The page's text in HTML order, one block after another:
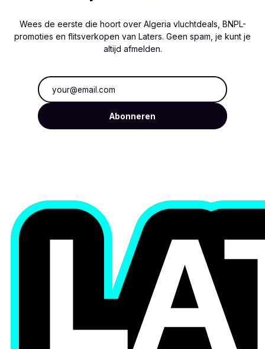
Wees de eerste die hoort over Algeria vluchtdeals, BNPL-
promoties en flitsverkopen van Laters. Geen spam, je kunt je
altijd afmelden.
E-mailadres
Abonneren